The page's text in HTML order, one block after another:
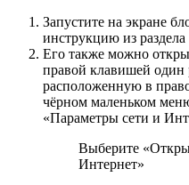
Запустите на экране
инструкцию из
Его также можно
правой клавишей один
расположенную в
чёрном маленьком
«Параметры сети и
Выберите
Интернет»